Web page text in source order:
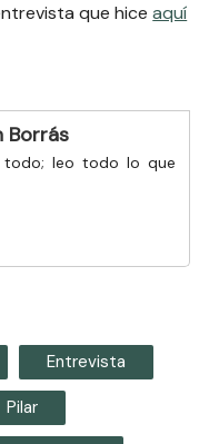
que hiceaquí
Borrás
todo; leo todo lo que
Entrevista
Pilar